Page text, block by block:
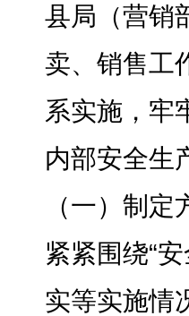
县局（营销
卖、销售工
系实施，牢
内部安全生
（一）制定
紧紧围绕“
实等实施情